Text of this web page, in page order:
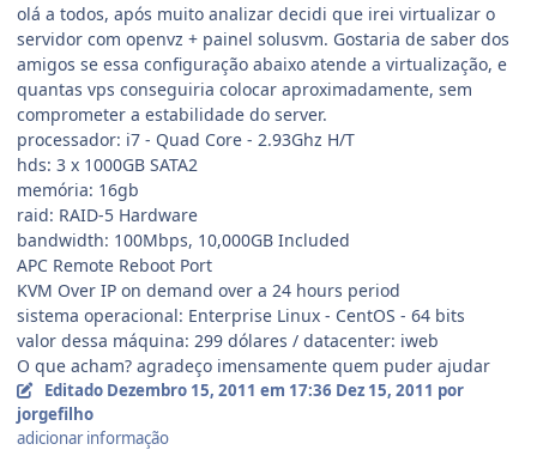
olá a todos, após muito analizar decidi que irei virtualizar o
servidor com openvz + painel solusvm. Gostaria de saber dos
amigos se essa configuração abaixo atende a virtualização, e
quantas vps conseguiria colocar aproximadamente, sem
comprometer a estabilidade do server.
processador: i7 - Quad Core - 2.93Ghz H/T
hds: 3 x 1000GB SATA2
memória: 16gb
raid: RAID-5 Hardware
bandwidth: 100Mbps, 10,000GB Included
APC Remote Reboot Port
KVM Over IP on demand over a 24 hours period
sistema operacional: Enterprise Linux - CentOS - 64 bits
valor dessa máquina: 299 dólares / datacenter: iweb
O que acham? agradeço imensamente quem puder ajudar
Editado Dezembro 15, 2011 em 17:36 Dez 15, 2011 por
jorgefilho
adicionar informação